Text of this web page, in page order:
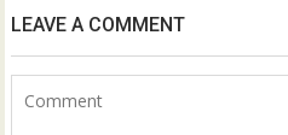
LEAVE A COMMENT